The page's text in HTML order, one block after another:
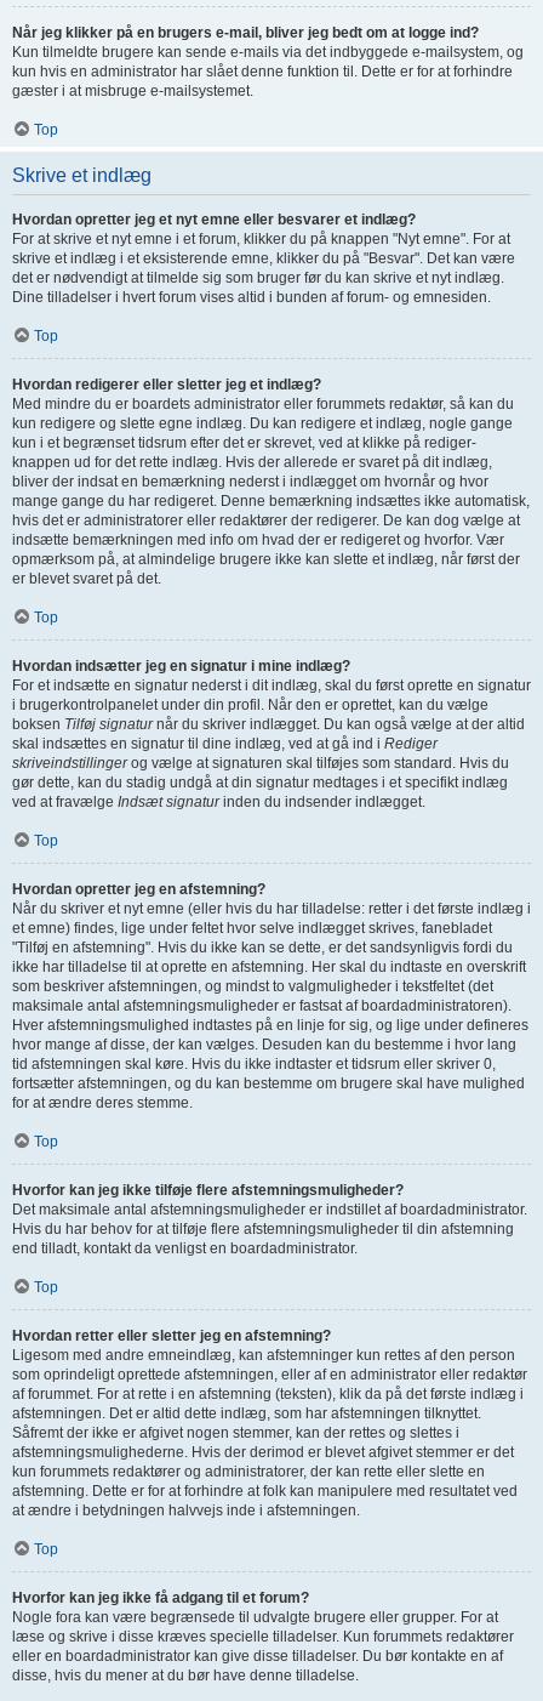
Når jeg klikker på en brugers e-mail, bliver jeg bedt om at logge ind?
Kun tilmeldte brugere kan sende e-mails via det indbyggede e-mailsystem, og
kun hvis en administrator har slået denne funktion til. Dette er for at forhindre
gæster i at misbruge e-mailsystemet.
Top
Skrive et indlæg
Hvordan opretter jeg et nyt emne eller besvarer et indlæg?
For at skrive et nyt emne i et forum, klikker du på knappen "Nyt emne". For at
skrive et indlæg i et eksisterende emne, klikker du på "Besvar". Det kan være
det er nødvendigt at tilmelde sig som bruger før du kan skrive et nyt indlæg.
Dine tilladelser i hvert forum vises altid i bunden af forum- og emnesiden.
Top
Hvordan redigerer eller sletter jeg et indlæg?
Med mindre du er boardets administrator eller forummets redaktør, så kan du
kun redigere og slette egne indlæg. Du kan redigere et indlæg, nogle gange
kun i et begrænset tidsrum efter det er skrevet, ved at klikke på rediger-
knappen ud for det rette indlæg. Hvis der allerede er svaret på dit indlæg,
bliver der indsat en bemærkning nederst i indlægget om hvornår og hvor
mange gange du har redigeret. Denne bemærkning indsættes ikke automatisk,
hvis det er administratorer eller redaktører der redigerer. De kan dog vælge at
indsætte bemærkningen med info om hvad der er redigeret og hvorfor. Vær
opmærksom på, at almindelige brugere ikke kan slette et indlæg, når først der
er blevet svaret på det.
Top
Hvordan indsætter jeg en signatur i mine indlæg?
For et indsætte en signatur nederst i dit indlæg, skal du først oprette en signatur
i brugerkontrolpanelet under din profil. Når den er oprettet, kan du vælge
boksen Tilføj signaturnår du skriver indlægget. Du kan også vælge at der altid
skal indsættes en signatur til dine indlæg, ved at gå ind i Rediger
skriveindstillingerog vælge at signaturen skal tilføjes som standard. Hvis du
gør dette, kan du stadig undgå at din signatur medtages i et specifikt indlæg
ved at fravælge Indsæt signaturinden du indsender indlægget.
Top
Hvordan opretter jeg en afstemning?
Når du skriver et nyt emne (eller hvis du har tilladelse: retter i det første indlæg i
et emne) findes, lige under feltet hvor selve indlægget skrives, fanebladet
"Tilføj en afstemning". Hvis du ikke kan se dette, er det sandsynligvis fordi du
ikke har tilladelse til at oprette en afstemning. Her skal du indtaste en overskrift
som beskriver afstemningen, og mindst to valgmuligheder i tekstfeltet (det
maksimale antal afstemningsmuligheder er fastsat af boardadministratoren).
Hver afstemningsmulighed indtastes på en linje for sig, og lige under defineres
hvor mange af disse, der kan vælges. Desuden kan du bestemme i hvor lang
tid afstemningen skal køre. Hvis du ikke indtaster et tidsrum eller skriver 0,
fortsætter afstemningen, og du kan bestemme om brugere skal have mulighed
for at ændre deres stemme.
Top
Hvorfor kan jeg ikke tilføje flere afstemningsmuligheder?
Det maksimale antal afstemningsmuligheder er indstillet af boardadministrator.
Hvis du har behov for at tilføje flere afstemningsmuligheder til din afstemning
end tilladt, kontakt da venligst en boardadministrator.
Top
Hvordan retter eller sletter jeg en afstemning?
Ligesom med andre emneindlæg, kan afstemninger kun rettes af den person
som oprindeligt oprettede afstemningen, eller af en administrator eller redaktør
af forummet. For at rette i en afstemning (teksten), klik da på det første indlæg i
afstemningen. Det er altid dette indlæg, som har afstemningen tilknyttet.
Såfremt der ikke er afgivet nogen stemmer, kan der rettes og slettes i
afstemningsmulighederne. Hvis der derimod er blevet afgivet stemmer er det
kun forummets redaktører og administratorer, der kan rette eller slette en
afstemning. Dette er for at forhindre at folk kan manipulere med resultatet ved
at ændre i betydningen halvvejs inde i afstemningen.
Top
Hvorfor kan jeg ikke få adgang til et forum?
Nogle fora kan være begrænsede til udvalgte brugere eller grupper. For at
læse og skrive i disse kræves specielle tilladelser. Kun forummets redaktører
eller en boardadministrator kan give disse tilladelser. Du bør kontakte en af
disse, hvis du mener at du bør have denne tilladelse.